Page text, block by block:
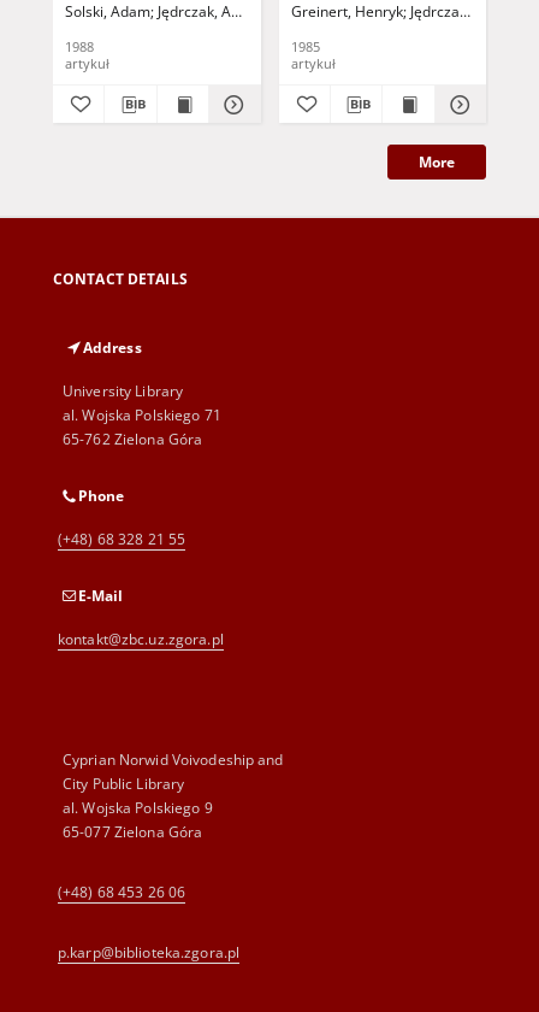
Solski, Adam Jędrczak, Andrzej Matejczuk, Władysław
1988
artykuł
sąsiedztwie wysypiska
Greinert, Henryk Jędrczak, Andrzej
1985
artykuł
More
CONTACT DETAILS
Address
University Library
al. Wojska Polskiego 71
65-762 Zielona Góra
Phone
(+48) 68 328 21 55
E-Mail
kontakt@zbc.uz.zgora.pl
Cyprian Norwid Voivodeship and
City Public Library
al. Wojska Polskiego 9
65-077 Zielona Góra
(+48) 68 453 26 06
p.karp@biblioteka.zgora.pl